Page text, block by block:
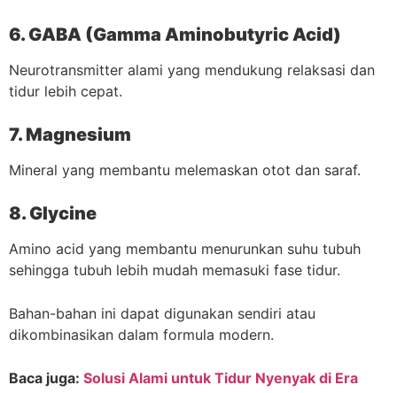
6. GABA (Gamma Aminobutyric Acid)
Neurotransmitter alami yang mendukung relaksasi dan
tidur lebih cepat.
7. Magnesium
Mineral yang membantu melemaskan otot dan saraf.
8. Glycine
Amino acid yang membantu menurunkan suhu tubuh
sehingga tubuh lebih mudah memasuki fase tidur.
Bahan-bahan ini dapat digunakan sendiri atau
dikombinasikan dalam formula modern.
Baca juga: Solusi Alami untuk Tidur Nyenyak di Era